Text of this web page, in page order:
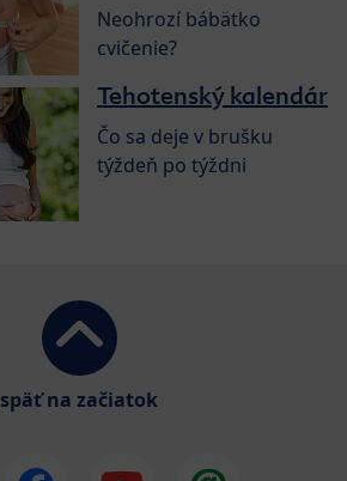
Neohrozí bábätko
cvičenie?
Tehotenský kalendár
Čo sa deje v brušku
týždeň po týždni
späť na začiatok